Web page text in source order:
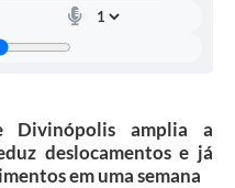
Divinópolis amplia a
deslocamentos e já
em uma semana